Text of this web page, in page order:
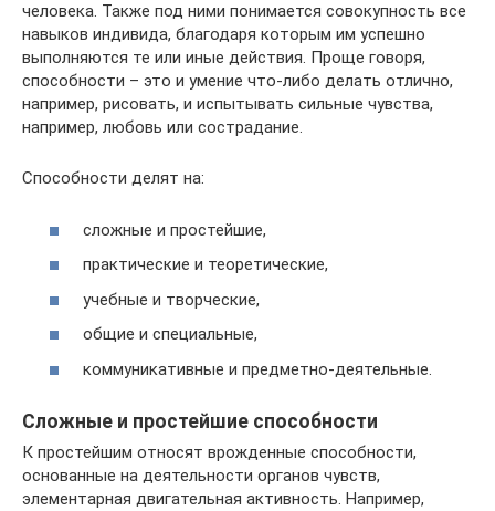
человека. Также под ними понимается совокупность все
навыков индивида, благодаря которым им успешно
выполняются те или иные действия. Проще говоря,
способности – это и умение что-либо делать отлично,
например, рисовать, и испытывать сильные чувства,
например, любовь или сострадание.
Способности делят на:
сложные и простейшие,
практические и теоретические,
учебные и творческие,
общие и специальные,
коммуникативные и предметно-деятельные.
Сложные и простейшие способности
К простейшим относят врожденные способности,
основанные на деятельности органов чувств,
элементарная двигательная активность. Например,